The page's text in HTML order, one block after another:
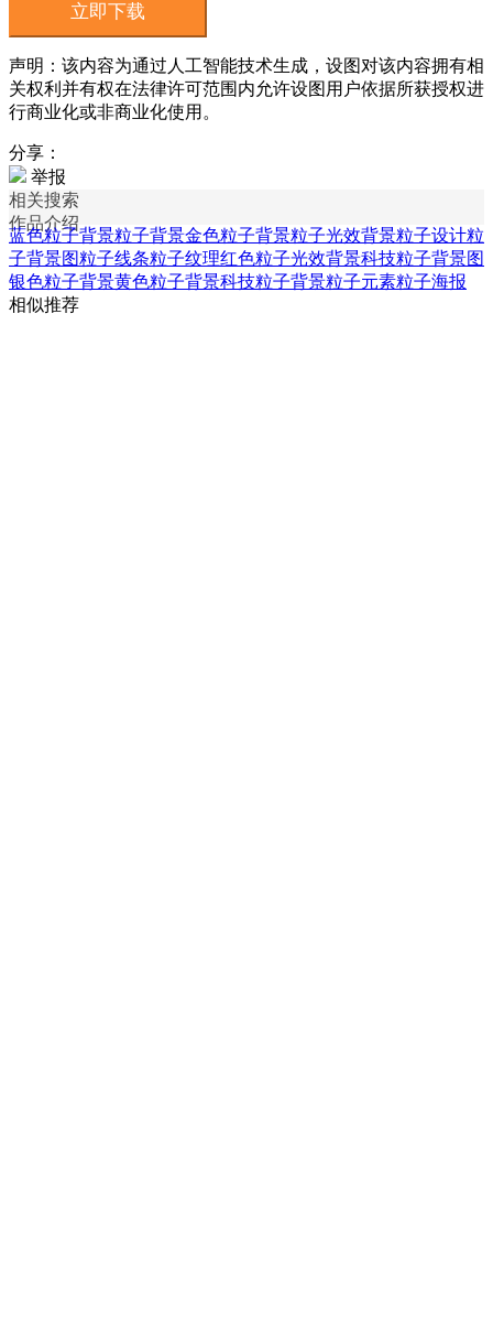
立即下载
声明：该内容为通过人工智能技术生成，设图对该内容拥有相
关权利并有权在法律许可范围内允许设图用户依据所获授权进
行商业化或非商业化使用。
分享：
举报
相关搜索
作品介绍
蓝色粒子背景粒子背景金色粒子背景粒子光效背景粒子设计粒
子背景图粒子线条粒子纹理红色粒子光效背景科技粒子背景图
银色粒子背景黄色粒子背景科技粒子背景粒子元素粒子海报
相似推荐